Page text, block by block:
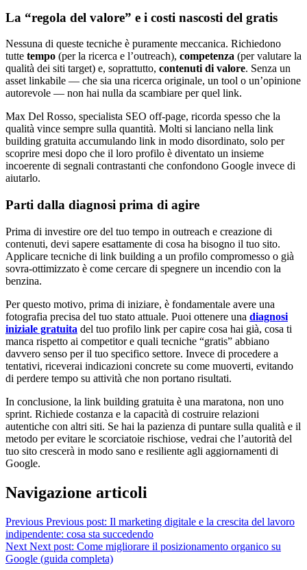
La “regola del valore” e i costi nascosti del gratis
Nessuna di queste tecniche è puramente meccanica. Richiedono
tutte tempo (per la ricerca e l’outreach), competenza (per valutare la
qualità dei siti target) e, soprattutto, contenuti di valore. Senza un
asset linkabile — che sia una ricerca originale, un tool o un’opinione
autorevole — non hai nulla da scambiare per quel link.
Max Del Rosso, specialista SEO off-page, ricorda spesso che la
qualità vince sempre sulla quantità. Molti si lanciano nella link
building gratuita accumulando link in modo disordinato, solo per
scoprire mesi dopo che il loro profilo è diventato un insieme
incoerente di segnali contrastanti che confondono Google invece di
aiutarlo.
Parti dalla diagnosi prima di agire
Prima di investire ore del tuo tempo in outreach e creazione di
contenuti, devi sapere esattamente di cosa ha bisogno il tuo sito.
Applicare tecniche di link building a un profilo compromesso o già
sovra-ottimizzato è come cercare di spegnere un incendio con la
benzina.
Per questo motivo, prima di iniziare, è fondamentale avere una
fotografia precisa del tuo stato attuale. Puoi ottenere una diagnosi
iniziale gratuita del tuo profilo link per capire cosa hai già, cosa ti
manca rispetto ai competitor e quali tecniche “gratis” abbiano
davvero senso per il tuo specifico settore. Invece di procedere a
tentativi, riceverai indicazioni concrete su come muoverti, evitando
di perdere tempo su attività che non portano risultati.
In conclusione, la link building gratuita è una maratona, non uno
sprint. Richiede costanza e la capacità di costruire relazioni
autentiche con altri siti. Se hai la pazienza di puntare sulla qualità e il
metodo per evitare le scorciatoie rischiose, vedrai che l’autorità del
tuo sito crescerà in modo sano e resiliente agli aggiornamenti di
Google.
Navigazione articoli
Previous Previous post: Il marketing digitale e la crescita del lavoro
indipendente: cosa sta succedendo
Next Next post: Come migliorare il posizionamento organico su
Google (guida completa)